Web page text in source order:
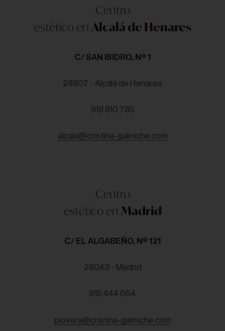
Centro
estético en Alcalá de Henares
C/ SAN ISIDRO, Nº 1
28807 - Alcalá de Henares
918 810 785
alcala@cristina-galmiche.com
Centro
estético en Madrid
C/ EL ALGABEÑO, Nº 121
28043 - Madrid
915 444 054
piovera@cristina-galmiche.com